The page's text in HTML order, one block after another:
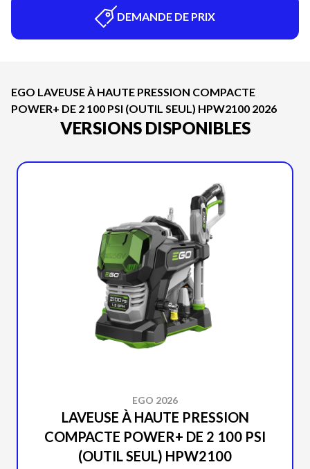
DEMANDE DE PRIX
EGO LAVEUSE À HAUTE PRESSION COMPACTE
POWER+ DE 2 100 PSI (OUTIL SEUL) HPW2100 2026
VERSIONS DISPONIBLES
EGO 2026
LAVEUSE À HAUTE PRESSION
COMPACTE POWER+ DE 2 100 PSI
(OUTIL SEUL) HPW2100